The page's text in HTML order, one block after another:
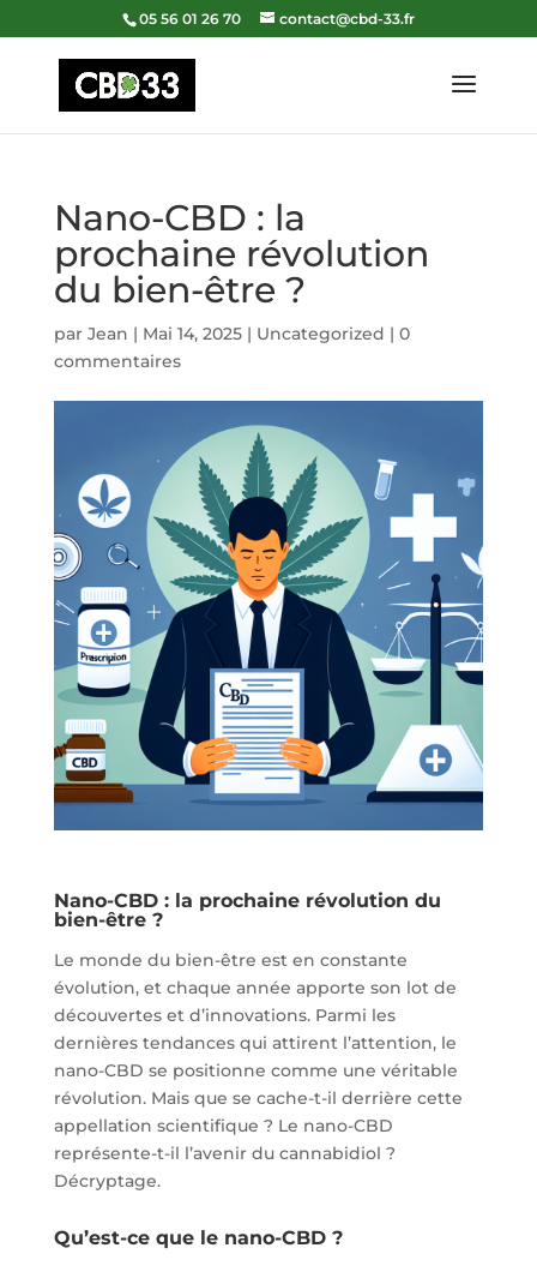
05 56 01 26 70 contact@cbd-33.fr
Nano-CBD : la
prochaine révolution
du bien-être ?
par Jean | Mai 14, 2025| Uncategorized | 0
commentaires
Nano-CBD : la prochaine révolution du
bien-être ?
Le monde du bien-être est en constante
évolution, et chaque année apporte son lot de
découvertes et d’innovations. Parmi les
dernières tendances qui attirent l’attention, le
nano-CBD se positionne comme une véritable
révolution. Mais que se cache-t-il derrière cette
appellation scientifique ? Le nano-CBD
représente-t-il l’avenir du cannabidiol ?
Décryptage.
Qu’est-ce que le nano-CBD ?